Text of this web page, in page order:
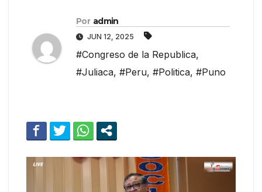
Por admin
JUN 12, 2025
#Congreso de la Republica,
#Juliaca, #Peru, #Politica, #Puno